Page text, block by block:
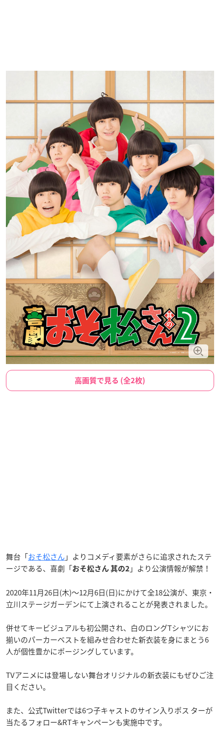
高画質で見る (全2枚)
舞台「おそ松さん 」よりコメディ要素がさらに追求されたステ
ージである、喜劇「おそ松さん 其の2 」より公演情報が解禁！
2020年11月26日(木)〜12月6日(日)にかけて全18公演が、東京・
立川ステージガーデンにて上演されることが発表されました。
併せてキービジュアルも初公開され、白のロングTシャツにお
揃いのパーカーベストを組みせ合わせた新衣装を身にまとう6
人が個性豊かにポージングしています。
TVアニメには登場しない舞台オリジナルの新衣装にもぜひご注
目ください。
また、公式Twitterでは6つ子キャストのサイン入りポス ターが
当たるフォロー&RTキャンペーンも実施中です。